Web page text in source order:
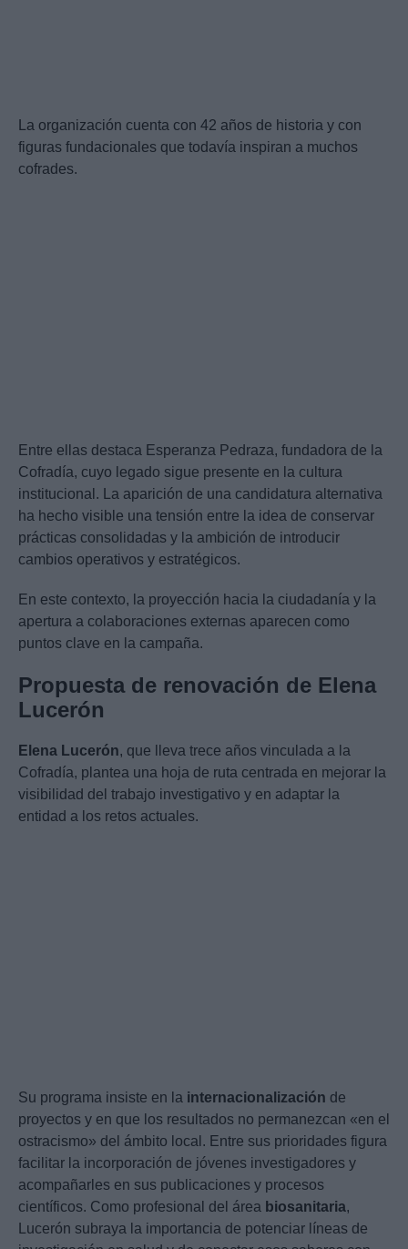
La organización cuenta con 42 años de historia y con
figuras fundacionales que todavía inspiran a muchos
cofrades.
Entre ellas destaca Esperanza Pedraza, fundadora de la
Cofradía, cuyo legado sigue presente en la cultura
institucional. La aparición de una candidatura alternativa
ha hecho visible una tensión entre la idea de conservar
prácticas consolidadas y la ambición de introducir
cambios operativos y estratégicos.
En este contexto, la proyección hacia la ciudadanía y la
apertura a colaboraciones externas aparecen como
puntos clave en la campaña.
Propuesta de renovación de Elena
Lucerón
Elena Lucerón, que lleva trece años vinculada a la
Cofradía, plantea una hoja de ruta centrada en mejorar la
visibilidad del trabajo investigativo y en adaptar la
entidad a los retos actuales.
Su programa insiste en la internacionalización de
proyectos y en que los resultados no permanezcan «en el
ostracismo» del ámbito local. Entre sus prioridades figura
facilitar la incorporación de jóvenes investigadores y
acompañarles en sus publicaciones y procesos
científicos. Como profesional del área biosanitaria,
Lucerón subraya la importancia de potenciar líneas de